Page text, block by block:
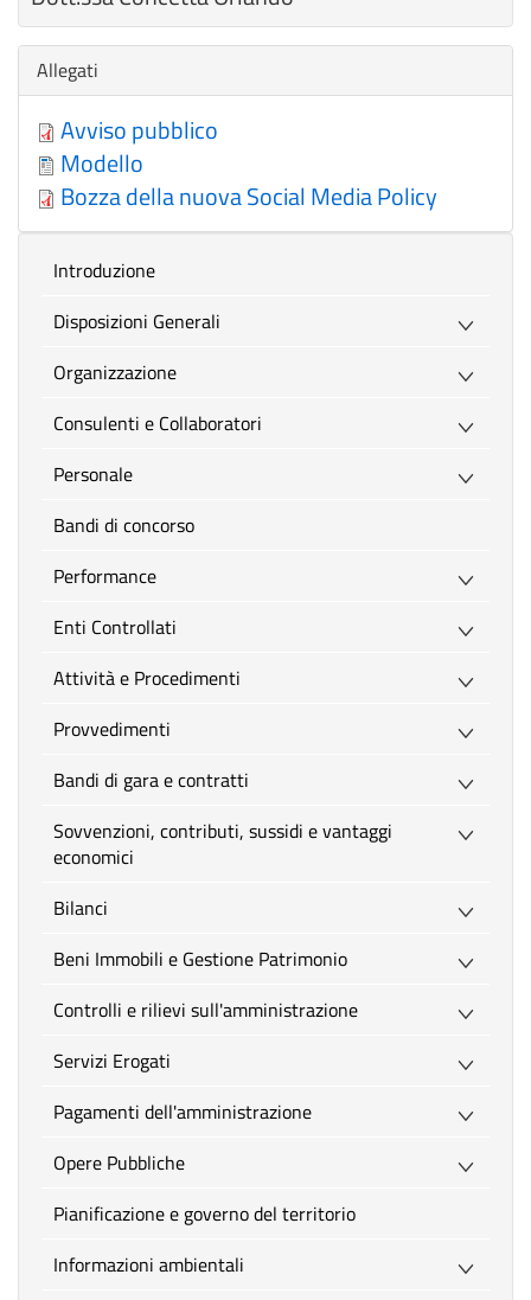
Nascondi
Allegati
Avviso pubblico
Modello
Bozza della nuova Social Media Policy
introduzione
Disposizioni Generali
Organizzazione
Consulenti e Collaboratori
Personale
Bandi di concorso
Performance
Enti Controllati
Attività e Procedimenti
Provvedimenti
Bandi di gara e contratti
Sovvenzioni, contributi, sussidi e vantaggi
economici
Bilanci
Beni Immobili e Gestione Patrimonio
Controlli e rilievi sull'amministrazione
Servizi Erogati
Pagamenti dell'amministrazione
Opere Pubbliche
Pianificazione e governo del territorio
Informazioni ambientali